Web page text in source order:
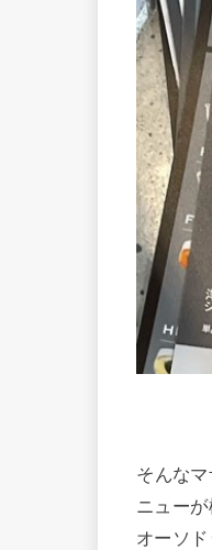
そんな
ニューが
オーソ